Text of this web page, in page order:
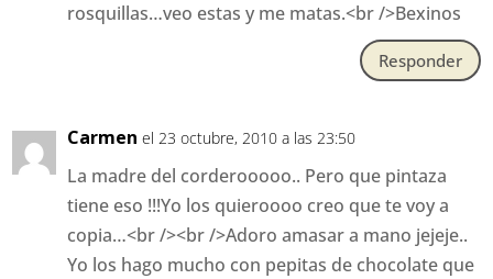
rosquillas…veo estas y me matas.<br />Bexinos
Responder
Carmen el 23 octubre, 2010 a las 23:50
La madre del corderooooo.. Pero que pintaza
tiene eso !!!Yo los quieroooo creo que te voy a
copia…<br /><br />Adoro amasar a mano jejeje..
Yo los hago mucho con pepitas de chocolate que